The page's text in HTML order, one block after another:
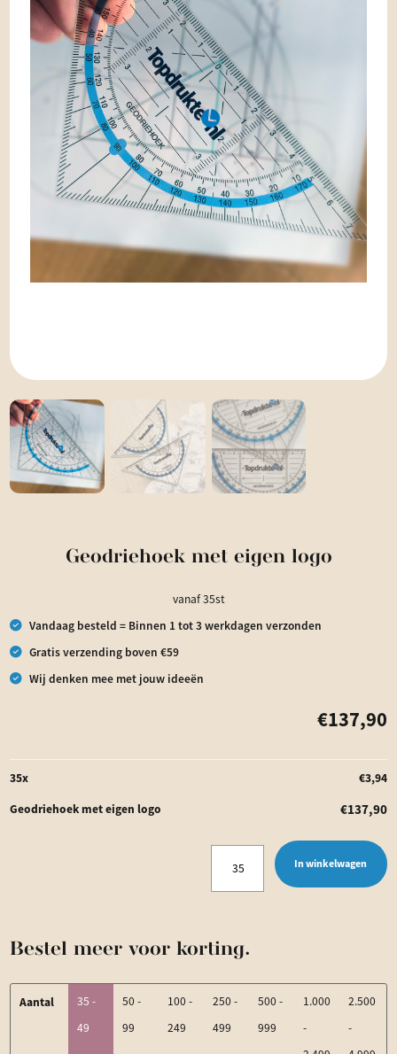
€137,90
Geodriehoek met eigen logo
vanaf 35st
35x €3,94
Geodriehoek met eigen logo
€137,90
logo
aantal
In winkelwagen
Bestel meer voor korting.
Aantal
35 -
49
50 -
99
100 -
249
250 -
499
500 -
999
1.000
-
2.500
-
Vandaag besteld = Binnen 1 tot 3 werkdagen verzonden
Gratis verzending boven €59
Wij denken mee met jouw ideeën